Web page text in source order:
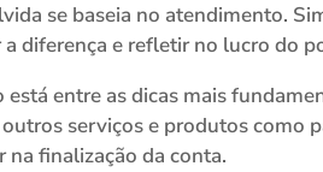
se baseia no atendimento.
diferença e refletir no lucro do
entre as dicas mais
serviços e produtos como
finalização da conta.